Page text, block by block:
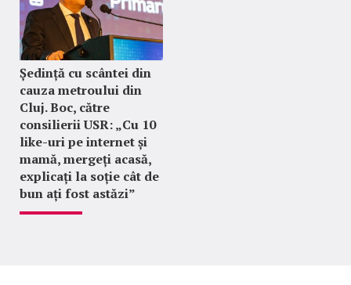
Ședință cu scântei din
cauza metroului din
Cluj. Boc, către
consilierii USR: „Cu 10
like-uri pe internet și
mamă, mergeți acasă,
explicați la soție cât de
bun ați fost astăzi”